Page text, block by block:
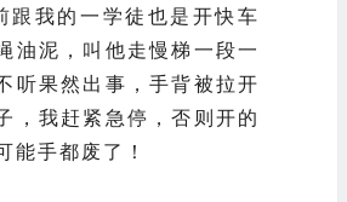
跟我的一学徒也是开快车
油泥，叫他走慢梯一段一
听果然出事，手背被拉开
，我赶紧急停，否则开的
能手都废了！